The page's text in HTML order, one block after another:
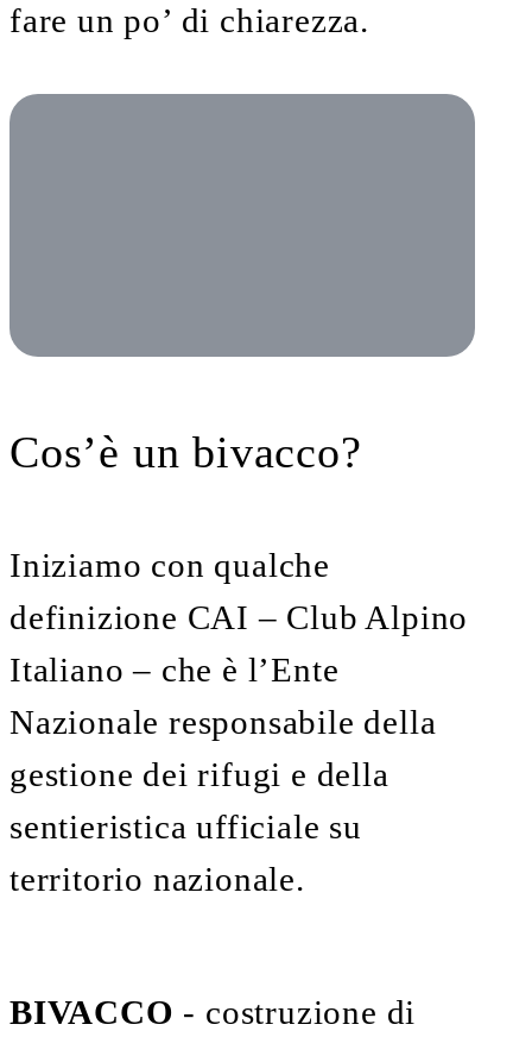
fare un po’ di chiarezza.
Cos’è un bivacco?
Iniziamo con qualche
definizione CAI – Club Alpino
Italiano – che è l’Ente
Nazionale responsabile della
gestione dei rifugi e della
sentieristica ufficiale su
territorio nazionale.
BIVACCO - costruzione di